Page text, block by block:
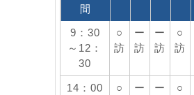
間
9：30
～12：
30
○
訪
ー
訪
ー
訪
○
訪
14：00
○
ー
ー
○